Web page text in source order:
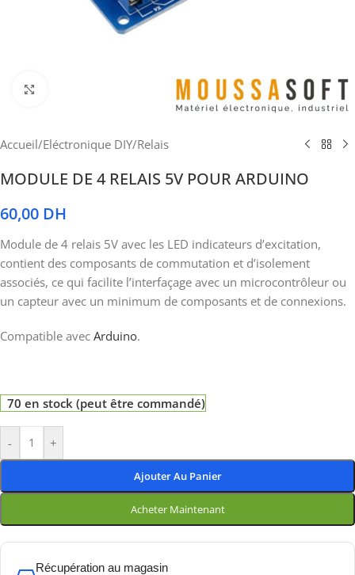
Accueil/Eléctronique DIY/Relais
MODULE DE 4 RELAIS 5V POUR ARDUINO
60,00 DH
Module de 4 relais 5V avec les LED indicateurs d’excitation,
contient des composants de commutation et d’isolement
associés, ce qui facilite l’interfaçage avec un microcontrôleur ou
un capteur avec un minimum de composants et de connexions.
Compatible avec Arduino.
70 en stock (peut être commandé)
- +
Ajouter Au Panier
Acheter Maintenant
Récupération au magasin